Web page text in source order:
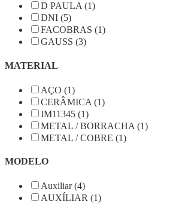
D PAULA (1)
DNI (5)
FACOBRAS (1)
GAUSS (3)
MATERIAL
AÇO (1)
CERÂMICA (1)
IM11345 (1)
METAL / BORRACHA (1)
METAL / COBRE (1)
MODELO
Auxiliar (4)
AUXÍLIAR (1)